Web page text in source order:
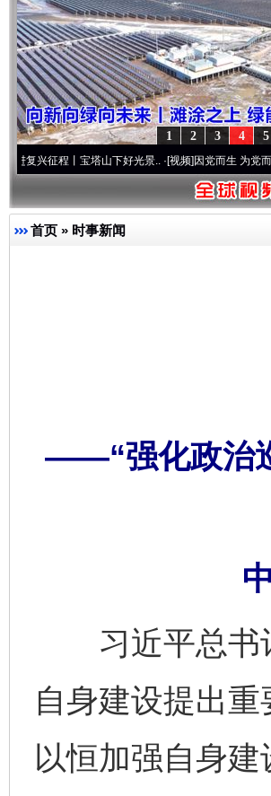
5
4
3
2
1
丨宝塔山下好光景..·[视频]因党而生 为党而战——百年“
首页 » 时事新闻
——“强化政治
习近平总书记
自身建设提出
以恒加强自身